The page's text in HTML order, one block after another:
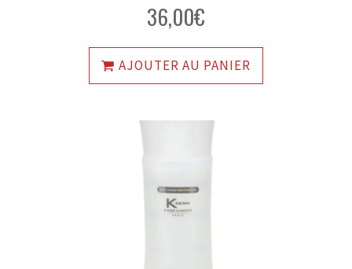
Note4.83
sur 5
36,00€
AJOUTER AU PANIER